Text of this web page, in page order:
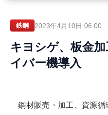
鉄鋼 2023年4月10日 06:00
キヨシゲ、板金
イバー機導入
鋼材販売・加工、資源循